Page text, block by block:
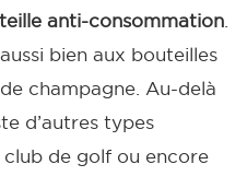
anti-consommation
bien aux bouteilles
champagne. Au-delà
d’autres types
club de golf ou encore